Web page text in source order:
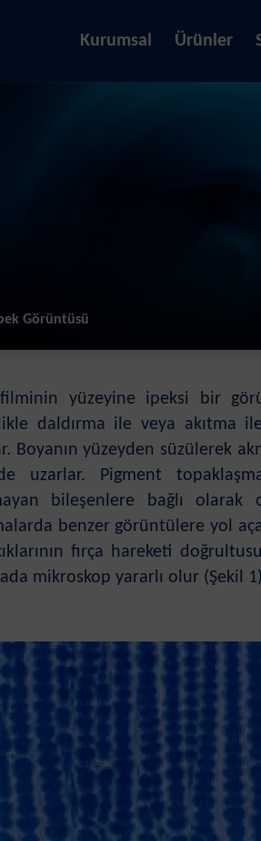
Kurumsal Ürünler
Görüntüsü
yüzeyine ipeksi bir
daldırma ile veya akıtma
Boyanın yüzeyden süzülerek
uzarlar. Pigment
bileşenlere bağlı olarak
benzer görüntülere yol
fırça hareketi
mikroskop yararlı olur (Şekil